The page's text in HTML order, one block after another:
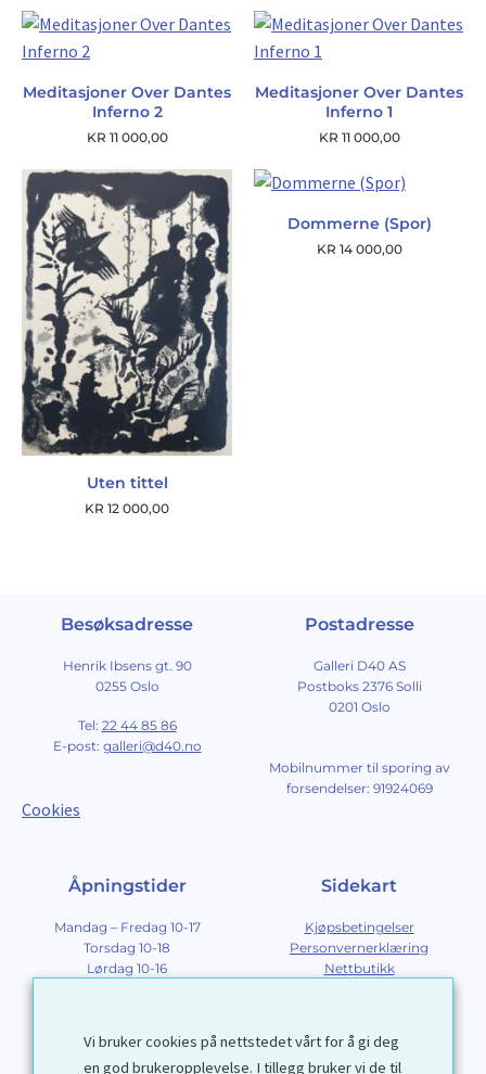
Meditasjoner Over Dantes
Inferno 2
KR 11 000,00
Meditasjoner Over Dantes
Inferno 1
KR 11 000,00
Uten tittel
KR 12 000,00
Dommerne (Spor)
KR 14 000,00
Besøksadresse
Henrik Ibsens gt. 90
0255 Oslo
Tel: 22 44 85 86
E-post: galleri@d40.no
Cookies
Postadresse
Galleri D40 AS
Postboks 2376 Solli
0201 Oslo
Mobilnummer til sporing av
forsendelser: 91924069
Åpningstider
Mandag – Fredag 10-17
Torsdag 10-18
Lørdag 10-16
Sidekart
Kjøpsbetingelser
Personvernerklæring
Nettbutikk
Kontakt
Vi bruker cookies på nettstedet vårt for å gi deg
en god brukeropplevelse. I tillegg bruker vi de til